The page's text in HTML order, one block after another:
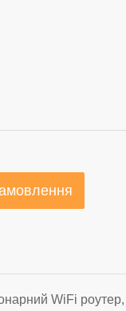
WiFi роутер,